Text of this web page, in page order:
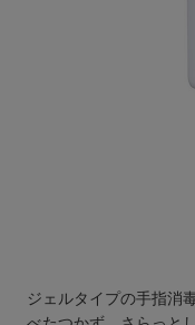
ジェルタイプの手指消毒